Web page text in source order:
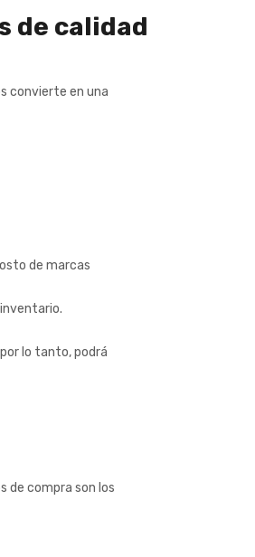
de calidad
convierte en una
de marcas
por lo tanto, podrá
de compra son los